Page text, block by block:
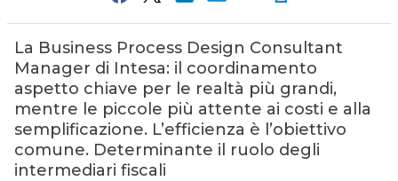
La Business Process Design Consultant
Manager di Intesa: il coordinamento
aspetto chiave per le realtà più grandi,
mentre le piccole più attente ai costi e alla
semplificazione. L’efficienza è l’obiettivo
comune. Determinante il ruolo degli
intermediari fiscali